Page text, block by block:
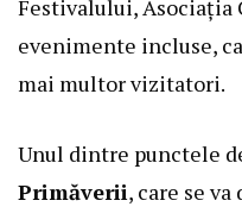
Festivalului, Asociația
evenimente incluse,
mai multor vizitatori.
Unul dintre punctele
Primăverii, care se